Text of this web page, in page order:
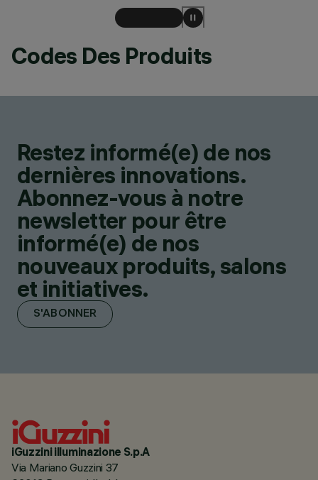
Codes Des Produits
Restez informé(e) de nos
dernières innovations.
Abonnez-vous à notre
newsletter pour être
informé(e) de nos
nouveaux produits, salons
et initiatives.
S'ABONNER
iGuzzini illuminazione S.p.A
Via Mariano Guzzini 37